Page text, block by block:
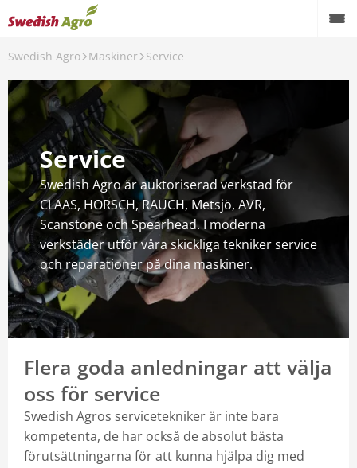
Swedish Agro Maskiner Service
Service
Swedish Agro är auktoriserad verkstad för
CLAAS, HORSCH, RAUCH, Metsjö, AVR,
Scanstone och Spearhead. I moderna
verkstäder utför våra skickliga tekniker service
och reparationer på dina maskiner.
Flera goda anledningar att välja
oss för service
Swedish Agros servicetekniker är inte bara
kompetenta, de har också de absolut bästa
förutsättningarna för att kunna hjälpa dig med
Back
Maskiner
Varumärken
Begagnat
Service
Precisionsodling